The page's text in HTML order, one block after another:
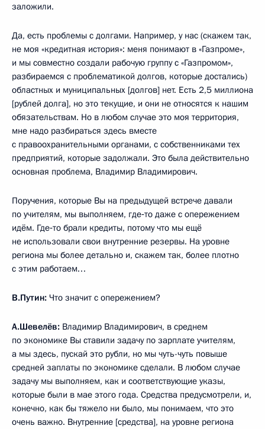
заложили.
Да, есть проблемы с долгами. Например, у нас (скажем так,
не моя «кредитная история»: меня понимают в «Газпроме»,
и мы совместно создали рабочую группу с «Газпромом»,
разбираемся с проблематикой долгов, которые достались)
областных и муниципальных [долгов] нет. Есть 2,5 миллиона
[рублей долга], но это текущие, и они не относятся к нашим
обязательствам. Но в любом случае это моя территория,
мне надо разбираться здесь вместе
с правоохранительными органами, с собственниками тех
предприятий, которые задолжали. Это была действительно
основная проблема, Владимир Владимирович.
Поручения, которые Вы на предыдущей встрече давали
по учителям, мы выполняем, где‑то даже с опережением
идём. Где‑то брали кредиты, потому что мы ещё
не использовали свои внутренние резервы. На уровне
региона мы более детально и, скажем так, более плотно
с этим работаем…
В.Путин: Что значит с опережением?
А.Шевелёв: Владимир Владимирович, в среднем
по экономике Вы ставили задачу по зарплате учителям,
а мы здесь, пускай это рубли, но мы чуть-чуть повыше
средней заплаты по экономике сделали. В любом случае
задачу мы выполняем, как и соответствующие указы,
которые были в мае этого года. Средства предусмотрели, и,
конечно, как бы тяжело ни было, мы понимаем, что это
очень важно. Внутренние [средства], на уровне региона